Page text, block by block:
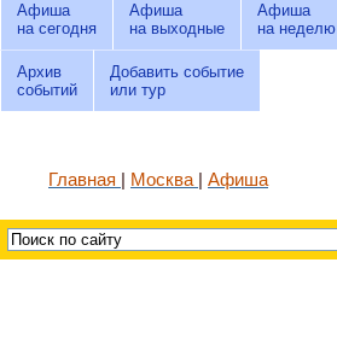
Афиша
на сегодня
Афиша
на выходные
Афиша
на неделю
Архив
событий
Добавить событие
или тур
Главная Москва Афиша